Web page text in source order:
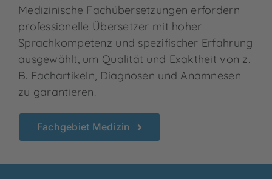
Medizinische Fachübersetzungen erfordern
professionelle Übersetzer mit hoher
Sprachkompetenz und spezifischer Erfahrung
ausgewählt, um Qualität und Exaktheit von z.
B. Fachartikeln, Diagnosen und Anamnesen
zu garantieren.
Fachgebiet Medizin